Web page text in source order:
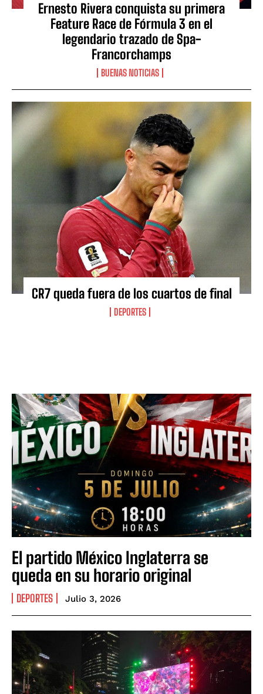
Ernesto Rivera conquista su primera
Feature Race de Fórmula 3 en el
legendario trazado de Spa-
Francorchamps
BUENAS NOTICIAS
CR7 queda fuera de los cuartos de final
DEPORTES
El partido México Inglaterra se
queda en su horario original
DEPORTES Julio 3, 2026